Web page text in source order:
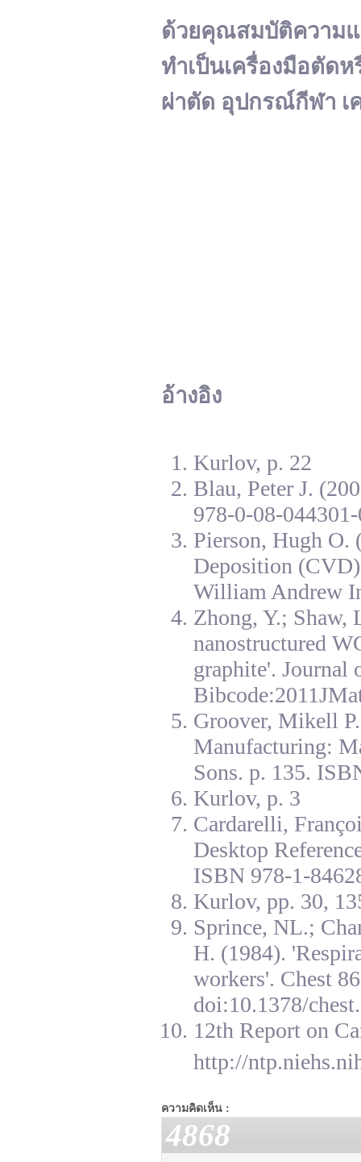
ด้วยคุณสมบัติความแ
ทำเป็นเครื่องมือตัดห
ผ่าตัด อุปกรณ์กีฬา เ
อ้างอิง
Kurlov, p. 22
Blau, Peter J.
978-0-08-
Pierson, Hugh O.
Deposition
William Andrew
Zhong, Y.; Shaw,
nanostructured
graphite'. Journal
Groover, Mikell
Manufacturing:
Sons. p. 135.
Kurlov, p. 3
Cardarelli,
Desktop
ISBN 978-1-
Kurlov, pp. 30,
Sprince, NL.;
H. (1984).
workers'. Chest
doi:10.1378/
12th Report on
http://
ความคิดเห็น :
4868